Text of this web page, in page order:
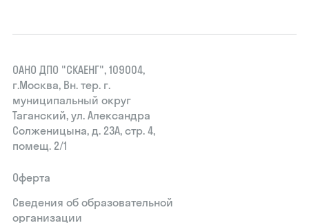
ОАНО ДПО "СКАЕНГ", 109004,
г.Москва, Вн. тер. г.
муниципальный округ
Таганский, ул. Александра
Солженицына, д. 23А, стр. 4,
помещ. 2/1
Оферта
Сведения об образовательной
организации